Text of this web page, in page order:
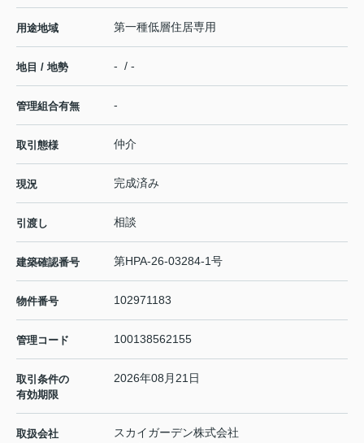
用途地域 第一種低層住居専用
地目 / 地勢 - / -
管理組合有無 -
取引態様 仲介
現況 完成済み
引渡し 相談
建築確認番号 第HPA-26-03284-1号
物件番号 102971183
管理コード 100138562155
取引条件の
有効期限
2026年08月21日
取扱会社
スカイガーデン株式会社